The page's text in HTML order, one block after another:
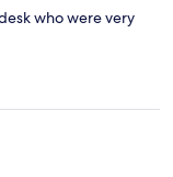
who were very